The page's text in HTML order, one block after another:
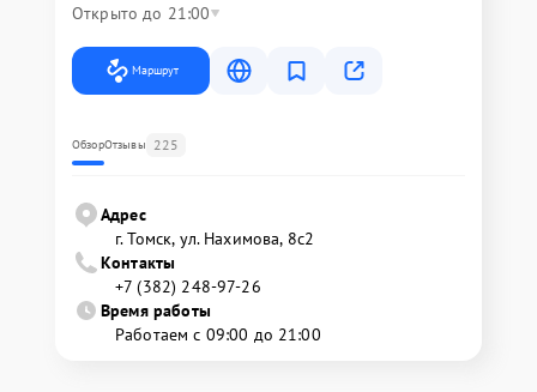
Открыто до 21:00
Маршрут
ОбзорОтзывы 225
Адрес
г. Томск, ул. Нахимова, 8с2
Контакты
+7 (382) 248-97-26
Время работы
Работаем с 09:00 до 21:00